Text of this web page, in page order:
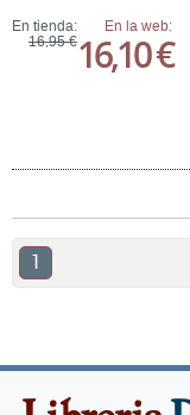
En tienda:
16,95 €
En la web:
16,10 €
1